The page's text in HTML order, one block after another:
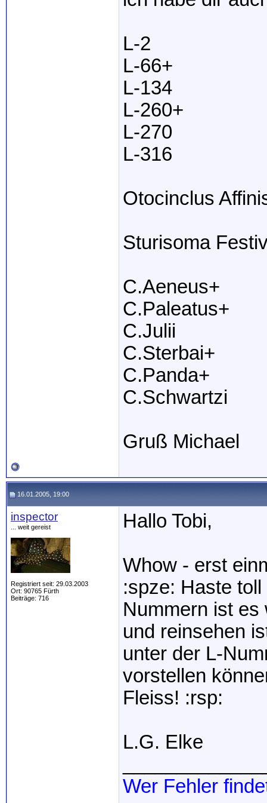
L-2
L-66+
L-134
L-260+
L-270
L-316
Otocinclus
Sturisoma
C.Aeneus+
C.Paleatus+
C.Julii
C.Sterbai+
C.Panda+
C.Schwartzi
Gruß Michael
16.01.2005, 19:00
inspector
... weit gereist
Registriert seit: 29.03.2003
Ort: 90765 Fürth
Beiträge: 716
Hallo Tobi,
Whow - erst
:spze: Haste
Nummern ist es
und reinsehen
unter der L-
vorstellen
Fleiss! :rsp:
L.G. Elke
Wer Fehler